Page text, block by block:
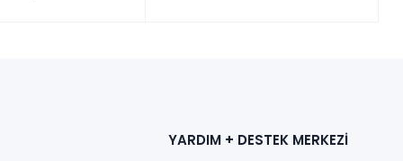
YARDIM + DESTEK MERKEZİ